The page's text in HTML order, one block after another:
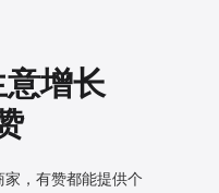
增长
，有赞都能提供个